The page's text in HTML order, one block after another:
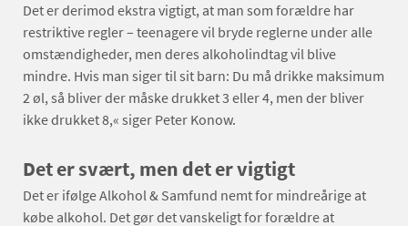
Det er derimod ekstra vigtigt, at man som forældre har
restriktive regler – teenagere vil bryde reglerne under alle
omstændigheder, men deres alkoholindtag vil blive
mindre. Hvis man siger til sit barn: Du må drikke maksimum
2 øl, så bliver der måske drukket 3 eller 4, men der bliver
ikke drukket 8,« siger Peter Konow.
Det er svært, men det er vigtigt
Det er ifølge Alkohol & Samfund nemt for mindreårige at
købe alkohol. Det gør det vanskeligt for forældre at